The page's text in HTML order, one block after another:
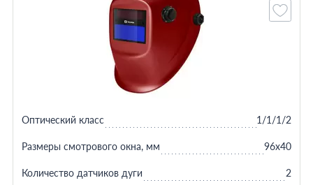
Оптический класс 1/1/1/2
Размеры смотрового окна, мм 96x40
Количество датчиков дуги 2